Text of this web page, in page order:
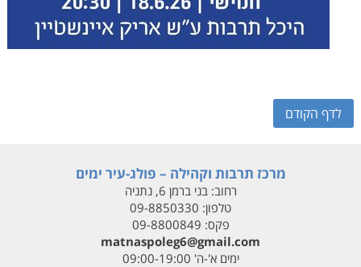
לדף הקודם
מרכז תרבות וקהילה – פולג-עיר ימים
רחוב:בני ברמן 6, נתניה
טלפון: 09-8850330
פקס: 09-8800849
matnaspoleg6@gmail.com
ימים א'-ה' 09:00-19:00